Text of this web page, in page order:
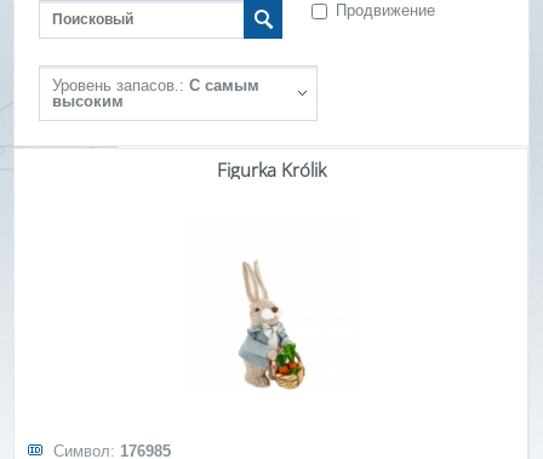
Продвижение
Уровень запасов.: С самым
высоким
Figurka Królik
Символ: 176985